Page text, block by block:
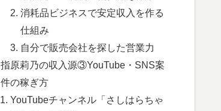
消耗品ビジネスで安定収入を作る
仕組み
自分で販売会社を探した営業力
指原莉乃の収入源③YouTube・SNS案
件の稼ぎ方
YouTubeチャンネル「さしはらちゃ